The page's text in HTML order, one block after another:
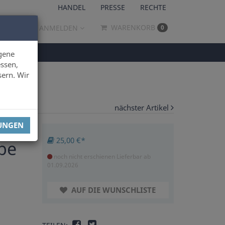
Wir
HANDEL PRESSE RECHTE
ANMELDEN WARENKORB 0
nächster Artikel
25,00 €*
noch nicht erschienen Lieferbar ab
01.09.2026
AUF DIE WUNSCHLISTE